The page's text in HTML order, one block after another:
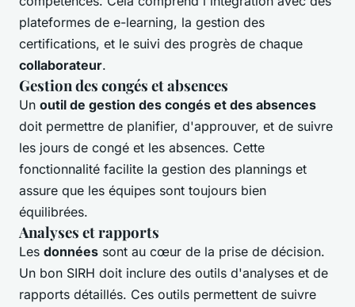
plateformes de e-learning, la gestion des
certifications, et le suivi des progrès de chaque
collaborateur.
Gestion des congés et absences
Un outil de gestion des congés et des absences
doit permettre de planifier, d'approuver, et de suivre
les jours de congé et les absences. Cette
fonctionnalité facilite la gestion des plannings et
assure que les équipes sont toujours bien
équilibrées.
Analyses et rapports
Les données sont au cœur de la prise de décision.
Un bon SIRH doit inclure des outils d'analyses et de
rapports détaillés. Ces outils permettent de suivre